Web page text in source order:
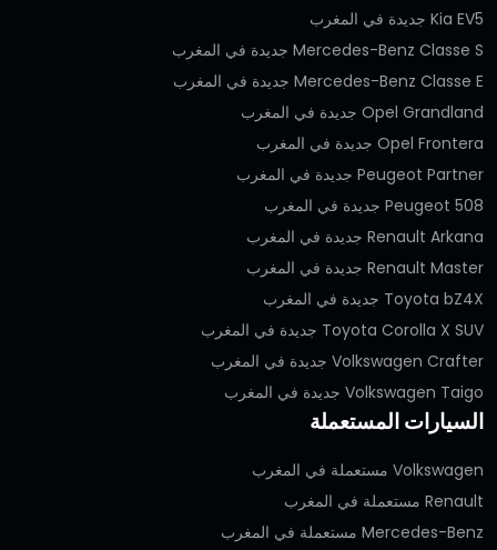
Kia EV5 جديدة في المغرب
Mercedes-Benz Classe S جديدة في المغرب
Mercedes-Benz Classe E جديدة في المغرب
Opel Grandland جديدة في المغرب
Opel Frontera جديدة في المغرب
Peugeot Partner جديدة في المغرب
Peugeot 508 جديدة في المغرب
Renault Arkana جديدة في المغرب
Renault Master جديدة في المغرب
Toyota bZ4X جديدة في المغرب
Toyota Corolla X SUV جديدة في المغرب
Volkswagen Crafter جديدة في المغرب
Volkswagen Taigo جديدة في المغرب
السيارات المستعملة
Volkswagen مستعملة في المغرب
Renault مستعملة في المغرب
Mercedes-Benz مستعملة في المغرب